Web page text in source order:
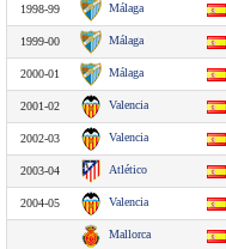
1998-99 Málaga
1999-00 Málaga
2000-01 Málaga
2001-02 Valencia
2002-03 Valencia
2003-04 Atlético
2004-05 Valencia
Mallorca